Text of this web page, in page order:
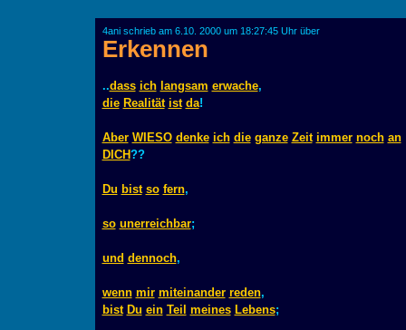
4ani schrieb am 6.10. 2000 um 18:27:45 Uhr über
Erkennen
..dass ich langsam erwache,
die Realität ist da!
Aber WIESO denke ich die ganze Zeit immer noch an
DICH??
Du bist so fern,
so unerreichbar;
und dennoch,
wenn mir miteinander reden,
bist Du ein Teil meines Lebens;